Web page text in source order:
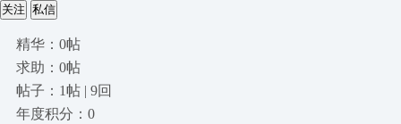
关注 私信
精华：0帖
求助：0帖
帖子：1帖 | 9回
年度积分：0